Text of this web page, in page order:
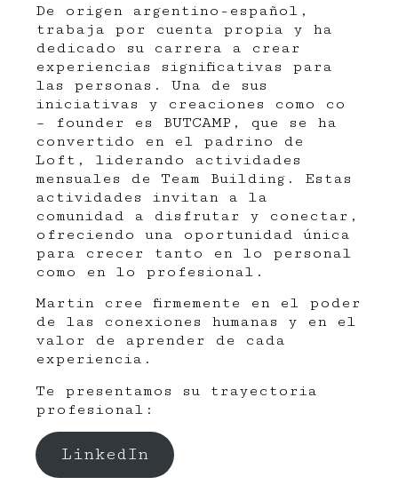
De origen argentino-español,
trabaja por cuenta propia y ha
dedicado su carrera a crear
experiencias significativas para
las personas. Una de sus
iniciativas y creaciones como co
– founder es BUTCAMP , que se ha
convertido en el padrino de
Loft, liderando actividades
mensuales de Team Building. Estas
actividades invitan a la
comunidad a disfrutar y conectar,
ofreciendo una oportunidad única
para crecer tanto en lo personal
como en lo profesional.
Martin cree firmemente en el poder
de las conexiones humanas y en el
valor de aprender de cada
experiencia.
Te presentamos su trayectoria
profesional:
LinkedIn